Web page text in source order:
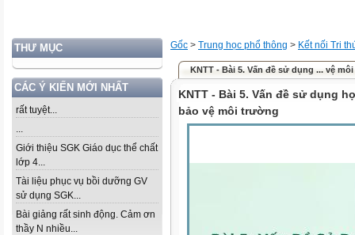
THƯ MỤC
CÁC Ý KIẾN MỚI NHẤT
rất tuyệt...
...
Giới thiệu SGK Giáo dục thể chất
lớp 4...
Tài liệu phục vụ bồi dưỡng GV
sử dụng SGK...
Bài giảng rất sinh động. Cảm ơn
thầy N nhiều...
Gốc > Trung học phổ thông > Kết nối Tri
KNTT - Bài 5. Vấn đề sử dụng ... vệ
KNTT - Bài 5. Vấn đề sử dụng
bảo vệ môi trường